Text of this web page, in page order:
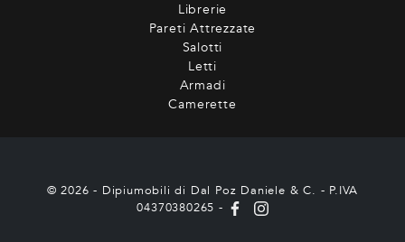
Librerie
Pareti Attrezzate
Salotti
Letti
Armadi
Camerette
© 2026 - Dipiumobili di Dal Poz Daniele & C. - P.IVA
04370380265 -